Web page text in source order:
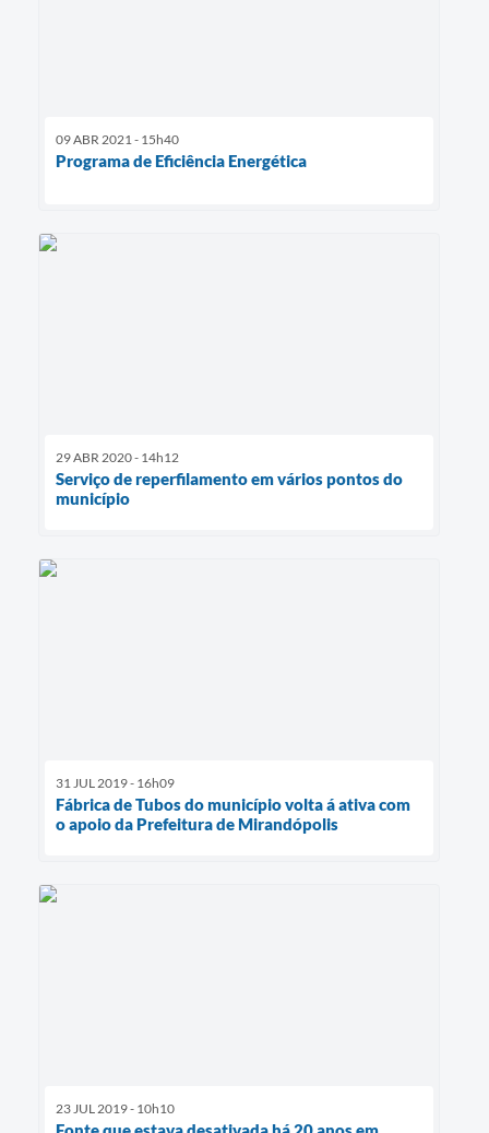
09 ABR 2021 - 15h40
Programa de Eficiência Energética
29 ABR 2020 - 14h12
Serviço de reperfilamento em vários pontos do
município
31 JUL 2019 - 16h09
Fábrica de Tubos do município volta á ativa com
o apoio da Prefeitura de Mirandópolis
23 JUL 2019 - 10h10